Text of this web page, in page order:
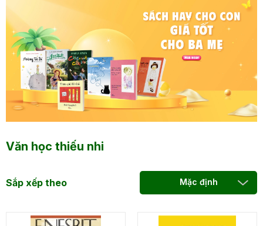
Văn học thiếu nhi
Sắp xếp theo Mặc định